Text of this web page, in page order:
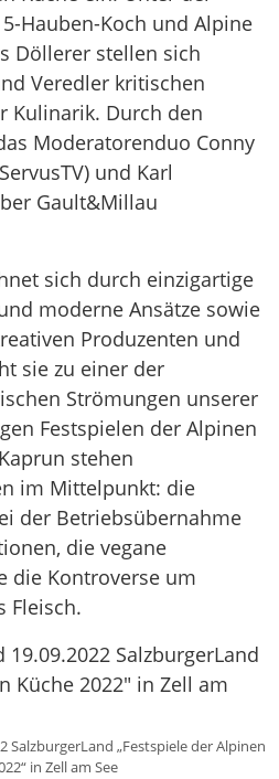
Hauben-Koch und Alpine
Döllerer stellen sich
Veredler kritischen
Kulinarik. Durch den
Moderatorenduo Conny
und Karl
Gault&Millau
sich durch einzigartige
moderne Ansätze sowie
Produzenten und
sie zu einer der
Strömungen unserer
Festspielen der Alpinen
stehen
im Mittelpunkt: die
der Betriebsübernahme
die vegane
die Kontroverse um
Fleisch.
SalzburgerLand „Festspiele der Alpinen
in Zell am See